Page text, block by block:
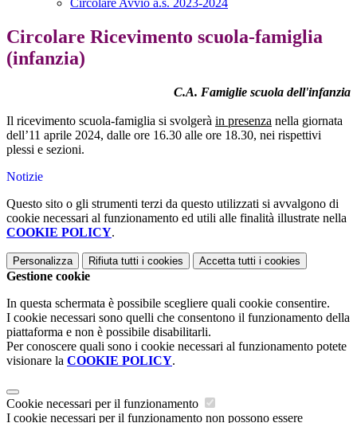
Circolare Avvio a.s. 2023-2024
Circolare Ricevimento scuola-famiglia
(infanzia)
C.A. Famiglie scuola dell'infanzia
Il ricevimento scuola-famiglia si svolgerà in presenza nella giornata
dell’11 aprile 2024, dalle ore 16.30 alle ore 18.30, nei rispettivi
plessi e sezioni.
Notizie
Questo sito o gli strumenti terzi da questo utilizzati si avvalgono di
cookie necessari al funzionamento ed utili alle finalità illustrate nella
COOKIE POLICY.
Personalizza Rifiuta tutti i cookies Accetta tutti i cookies
Gestione cookie
In questa schermata è possibile scegliere quali cookie consentire.
I cookie necessari sono quelli che consentono il funzionamento della
piattaforma e non è possibile disabilitarli.
Per conoscere quali sono i cookie necessari al funzionamento potete
visionare la COOKIE POLICY.
Cookie necessari per il funzionamento
I cookie necessari per il funzionamento non possono essere